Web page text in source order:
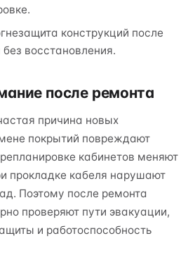
конструкций после
восстановления.
после ремонта
причина новых
покрытий повреждают
кабинетов меняют
прокладке кабеля нарушают
Поэтому после ремонта
проверяют пути эвакуации,
и работоспособность